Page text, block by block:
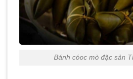
Bánh cóoc mò đặc sản